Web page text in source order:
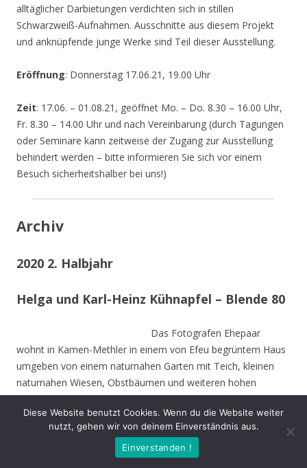
alltäglicher Darbietungen verdichten sich in stillen
Schwarzweiß-Aufnahmen. Ausschnitte aus diesem Projekt
und anknüpfende junge Werke sind Teil dieser Ausstellung.
Eröffnung: Donnerstag 17.06.21, 19.00 Uhr
Zeit: 17.06. – 01.08.21, geöffnet Mo. – Do. 8.30 – 16.00 Uhr,
Fr. 8.30 – 14.00 Uhr und nach Vereinbarung (durch Tagungen
oder Seminare kann zeitweise der Zugang zur Ausstellung
behindert werden – bitte informieren Sie sich vor einem
Besuch sicherheitshalber bei uns!)
Archiv
2020 2. Halbjahr
Helga und Karl-Heinz Kühnapfel – Blende 80
Das Fotografen Ehepaar
wohnt in Kamen-Methler in einem von Efeu begrüntem Haus
umgeben von einem naturnahen Garten mit Teich, kleinen
naturnahen Wiesen, Obstbäumen und weiteren hohen
Bäumen. Die Stämme der von Stürmen gefällten Bäume sind
zu Teilen im Garten integriert und dienen vielen Insekten und
Vögeln als Nahrungs-und Brutstätte.
Diese Website benutzt Cookies. Wenn du die Website weiter
nutzt, gehen wir von deinem Einverständnis aus.
Einverstanden !